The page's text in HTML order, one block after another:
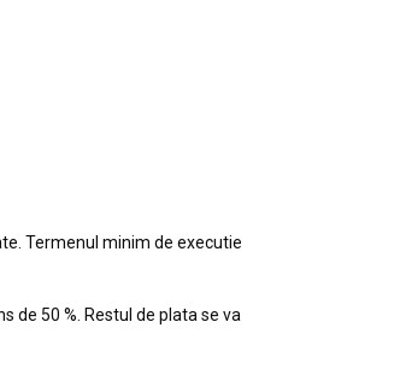
Termenul minim de executie
de 50 %. Restul de plata se va